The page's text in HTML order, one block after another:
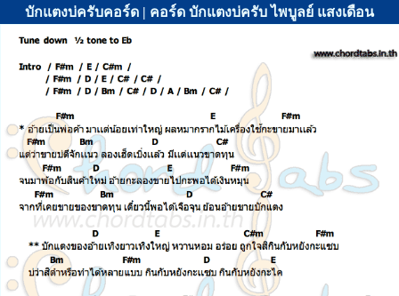
บักแตงบ่ครับคอร์ด | คอร์ด บักแตงบ่ครับ ไพบูลย์ แสงเดือน